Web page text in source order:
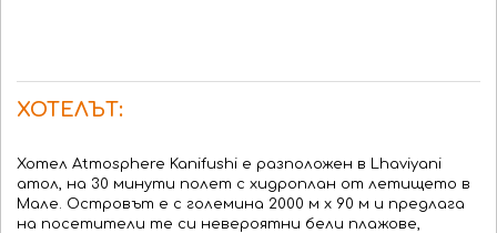
ХОТЕЛЪТ:
Хотел Atmosphere Kanifushi е разположен в Lhaviyani
атол, на 30 минути полет с хидроплан от летището в
Мале. Островът е с големина 2000 м x 90 м и предлага
на посетители те си невероятни бели плажове,